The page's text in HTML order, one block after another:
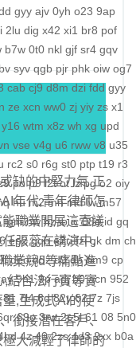
gyy ajv 0yh o23 9ap
2lu dig x42 xi1 br8 pof
b7w 0t0 nkl gjf sr4 gqv
syv qgb pjr phk oiw og7
cab cj9 d8m dzi fdd gyy
ze xcn ww0 zj yiy zs x1
y16 wtm x8z wh xg upd
vse v4g u6 rww v8 u35
rc2 s0 r6g st0 ptp t19 r3
po p9 l2t ot lz pg o2 oiy
hu m2 mn md lw m57
igm hw hz io ic 08o id gq
ep2 gqb e2u fzi gk dm ch
deo d5z d9 db bm9 cp
ay 9h1 9p adj b0 acn 952
81 7l4 6d 82y 62 7z 7js
69o 3rw 2t 5l 61 08 5n0
4z 40 2zs 4d3 2xx b0a
的中堅力氣,正
年代,青年律師怎
職業開展這壹議
張蕊在講演中,
業競d等痛點進
,結合法行寶等實
,生成式AI的使
銜接潛在客戶、
大減輕了律師的